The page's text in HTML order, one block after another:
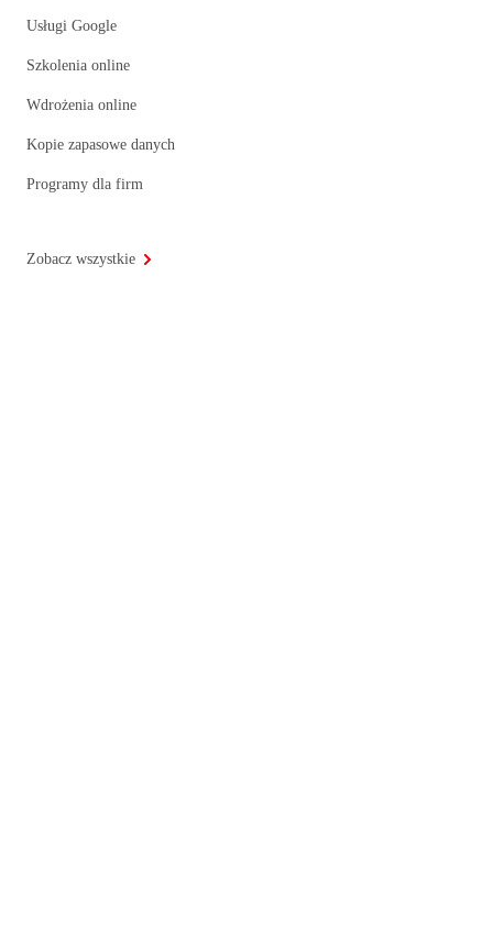
Usługi Google
Szkolenia online
Wdrożenia online
Kopie zapasowe danych
Programy dla firm
Zobacz wszystkie